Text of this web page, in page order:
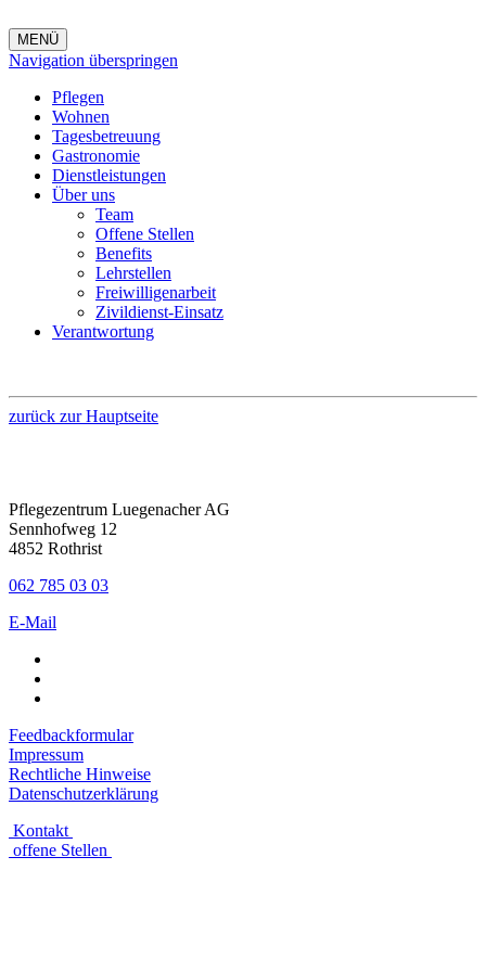
MENÜ
Navigation überspringen
Pflegen
Wohnen
Tagesbetreuung
Gastronomie
Dienstleistungen
Über uns
Team
Offene Stellen
Benefits
Lehrstellen
Freiwilligenarbeit
Zivildienst-Einsatz
Verantwortung
zurück zur Hauptseite
Pflegezentrum Luegenacher AG
Sennhofweg 12
4852 Rothrist
062 785 03 03
E-Mail
Feedbackformular
Impressum
Rechtliche Hinweise
Datenschutzerklärung
Kontakt
offene Stellen